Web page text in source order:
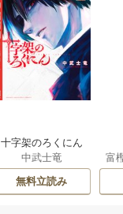
十字架のろくにん
中武士竜
無料立読み
富